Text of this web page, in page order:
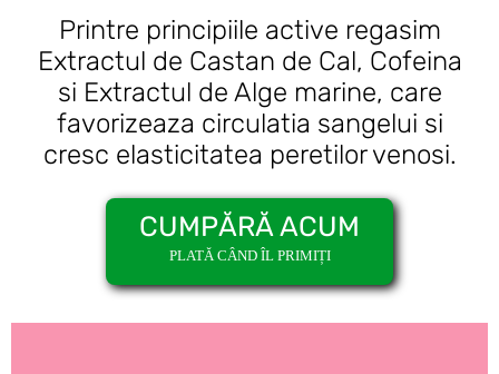
Printre principiile active regasim
Extractul de Castan de Cal, Cofeina
si Extractul de Alge marine, care
favorizeaza circulatia sangelui si
cresc elasticitatea peretilor venosi.
CUMPĂRĂ ACUM
PLATĂ CÂND ÎL PRIMIȚI